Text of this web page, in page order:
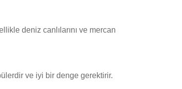
deniz canlılarını ve mercan
ve iyi bir denge gerektirir.